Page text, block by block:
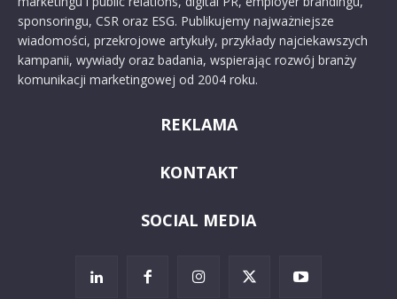
sponsoringu, CSR oraz ESG. Publikujemy najważniejsze
wiadomości, przekrojowe artykuły, przykłady najciekawszych
kampanii, wywiady oraz badania, wspierając rozwój branży
komunikacji marketingowej od 2004 roku.
REKLAMA
KONTAKT
SOCIAL MEDIA